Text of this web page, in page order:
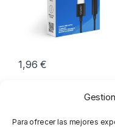
Para ofrecer las mejores
1,96€